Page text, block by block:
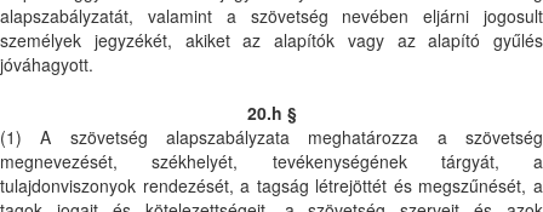
alapszabályzatát, valamint a szövetség nevében eljárni jogosult
személyek jegyzékét, akiket az alapítók vagy az alapító gyűlés
jóváhagyott.
20.h §
(1) A szövetség alapszabályzata meghatározza a szövetség
megnevezését, székhelyét, tevékenységének tárgyát, a
tulajdonviszonyok rendezését, a tagság létrejöttét és megszűnését, a